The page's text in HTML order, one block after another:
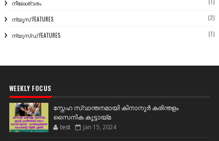
നീലേശ്വരം
ന്യൂസ് FEATURES (2)
ന്യൂസ്ഡ് FEATURES (1)
WEEKLY FOCUS
സ്നേഹ സ്വാന്തനമായി കിനാനൂർ കരിന്തളം
സൈനിക കൂട്ടായ്മ
test Jan 15, 2024